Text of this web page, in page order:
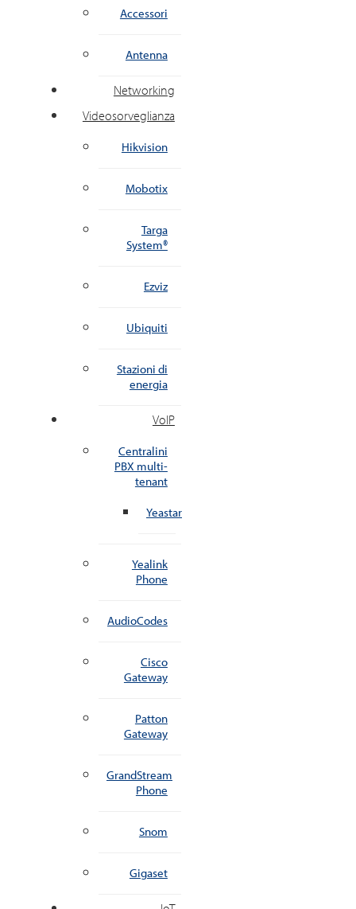
Accessori
Antenna
Networking
Videosorveglianza
Hikvision
Mobotix
Targa
System®
Ezviz
Ubiquiti
Stazioni di
energia
VoIP
Centralini
PBX multi-
tenant
Yeastar
Yealink
Phone
AudioCodes
Cisco
Gateway
Patton
Gateway
GrandStream
Phone
Snom
Gigaset